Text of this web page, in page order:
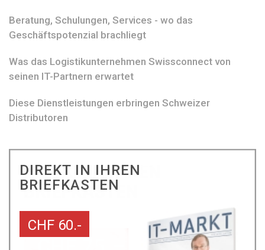
Beratung, Schulungen, Services - wo das
Geschäftspotenzial brachliegt
Was das Logistikunternehmen Swissconnect von
seinen IT-Partnern erwartet
Diese Dienstleistungen erbringen Schweizer
Distributoren
DIREKT IN IHREN
BRIEFKASTEN
CHF 60.-